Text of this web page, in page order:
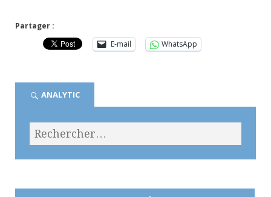
Partager :
E-mail
WhatsApp
ANALYTIC